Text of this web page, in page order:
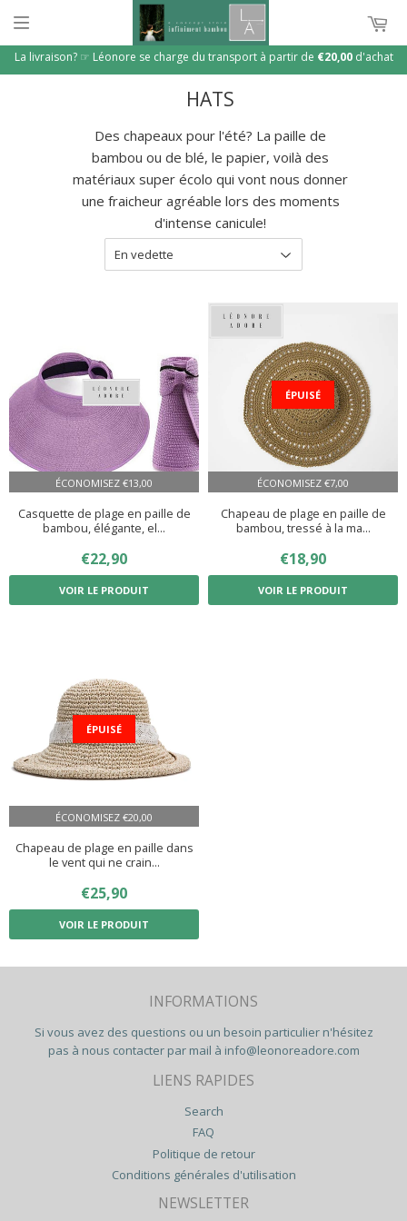
La livraison? ☞ Léonore se charge du transport à partir de €20,00d'achat
HATS
Des chapeaux pour l'été? La paille de
bambou ou de blé, le papier, voilà des
matériaux super écolo qui vont nous donner
une fraicheur agréable lors des moments
d'intense canicule!
ÉCONOMISEZ €13,00
Casquette de plage en paille de
bambou, élégante, el...
PRIX
RÉDUIT
€22,90
VOIR LE PRODUIT
ÉPUISÉ
ÉCONOMISEZ €7,00
Chapeau de plage en paille de
bambou, tressé à la ma...
PRIX
RÉDUIT
€18,90
VOIR LE PRODUIT
ÉPUISÉ
ÉCONOMISEZ €20,00
Chapeau de plage en paille dans
le vent qui ne crain...
PRIX
RÉDUIT
€25,90
VOIR LE PRODUIT
INFORMATIONS
Si vous avez des questions ou un besoin particulier n'hésitez
pas à nous contacter par mail à info@leonoreadore.com
LIENS RAPIDES
Search
FAQ
Politique de retour
Conditions générales d'utilisation
NEWSLETTER